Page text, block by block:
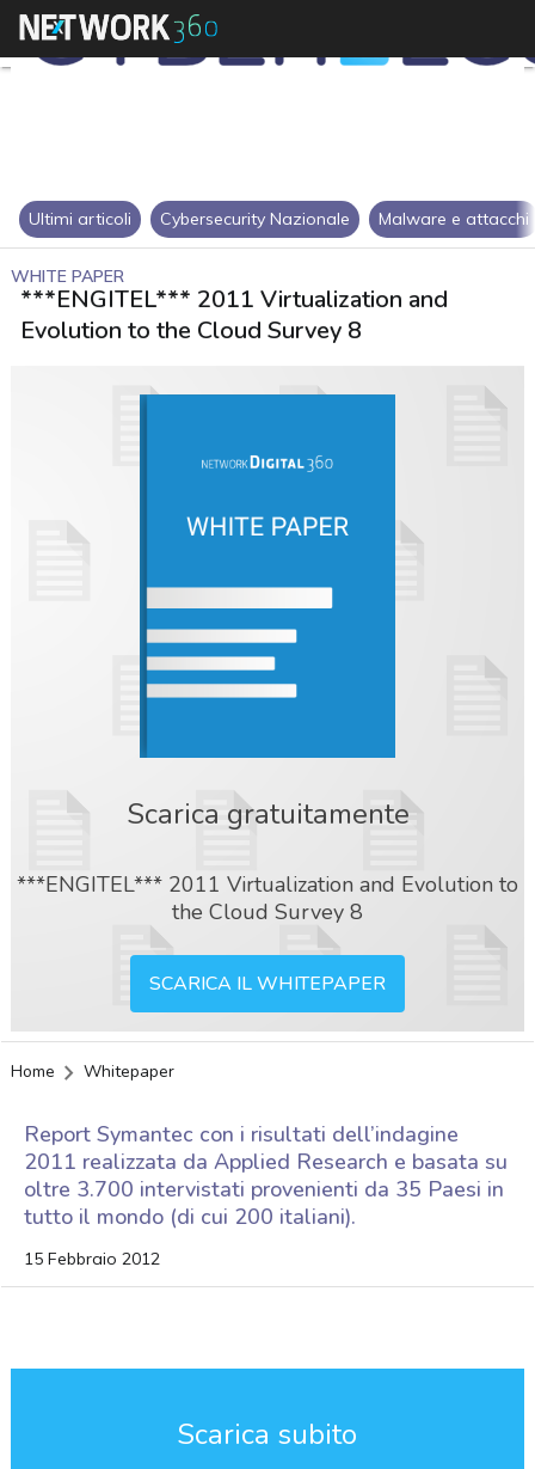
Ultimi articoli Cybersecurity Nazionale Malware e attacchi
WHITE PAPER
***ENGITEL*** 2011 Virtualization and
Evolution to the Cloud Survey 8
Scarica gratuitamente
***ENGITEL*** 2011 Virtualization and Evolution to
the Cloud Survey 8
SCARICA IL WHITEPAPER
Home Whitepaper
Report Symantec con i risultati dell’indagine
2011 realizzata da Applied Research e basata su
oltre 3.700 intervistati provenienti da 35 Paesi in
tutto il mondo (di cui 200 italiani).
15 Febbraio 2012
Scarica subito